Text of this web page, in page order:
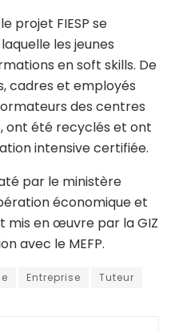
projet FIESP se
les jeunes
en soft skills. De
cadres et employés
des centres
ont été recyclés et ont
intensive certifiée.
par le ministère
économique et
mis en œuvre par la GIZ
avec le MEFP.
Entreprise Tuteur